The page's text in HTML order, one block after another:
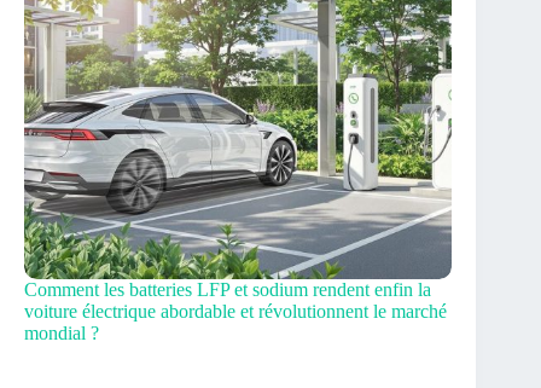
Comment les batteries LFP et sodium rendent enfin la
voiture électrique abordable et révolutionnent le marché
mondial ?